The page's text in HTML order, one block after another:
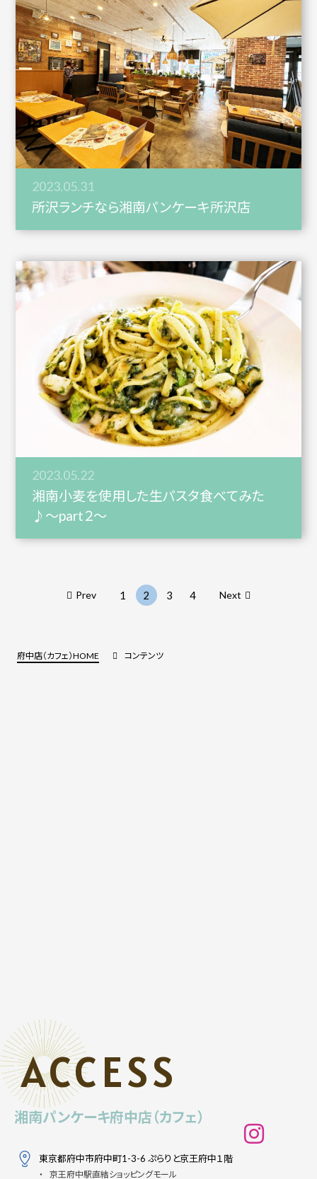
2023.05.31
所沢ランチなら湘南パンケーキ所沢店
2023.05.22
湘南小麦を使用した生パスタ食べてみた
♪〜part２〜
Prev 1 2 3 4 Next
府中店（カフェ）HOME コンテンツ
ACCESS
湘南パンケーキ府中店（カフェ）
東京都府中市府中町1-3-6 ぷらりと京王府中１階
京王府中駅直結ショッピングモール